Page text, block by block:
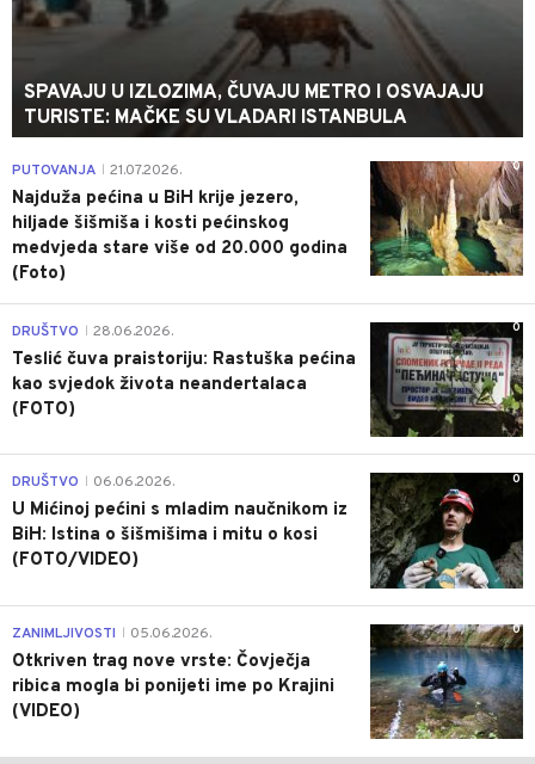
SPAVAJU U IZLOZIMA, ČUVAJU METRO I OSVAJAJU
TURISTE: MAČKE SU VLADARI ISTANBULA
0
PUTOVANJA 21.07.2026.
Najduža pećina u BiH krije jezero,
hiljade šišmiša i kosti pećinskog
medvjeda stare više od 20.000 godina
(Foto)
0
DRUŠTVO 28.06.2026.
Teslić čuva praistoriju: Rastuška pećina
kao svjedok života neandertalaca
(FOTO)
0
DRUŠTVO 06.06.2026.
U Mićinoj pećini s mladim naučnikom iz
BiH: Istina o šišmišima i mitu o kosi
(FOTO/VIDEO)
0
ZANIMLJIVOSTI 05.06.2026.
Otkriven trag nove vrste: Čovječja
ribica mogla bi ponijeti ime po Krajini
(VIDEO)